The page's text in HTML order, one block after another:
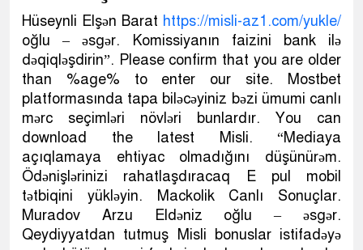
Hüseynli Elşən Barat https://misli-az1.com/yukle/
oğlu – əsgər. Komissiyanın faizini bank ilə
dəqiqləşdirin”. Please confirm that you are older
than %age% to enter our site. Mostbet
platformasında tapa biləcəyiniz bəzi ümumi canlı
mərc seçimləri növləri bunlardır. You can
download the latest Misli. “Mediaya
açıqlamaya ehtiyac olmadığını düşünürəm.
Ödənişlərinizi rahatlaşdıracaq E pul mobil
tətbiqini yükləyin. Mackolik Canlı Sonuçlar.
Muradov Arzu Eldəniz oğlu – əsgər.
Qeydiyyatdan tutmuş Misli bonuslar istifadəyə